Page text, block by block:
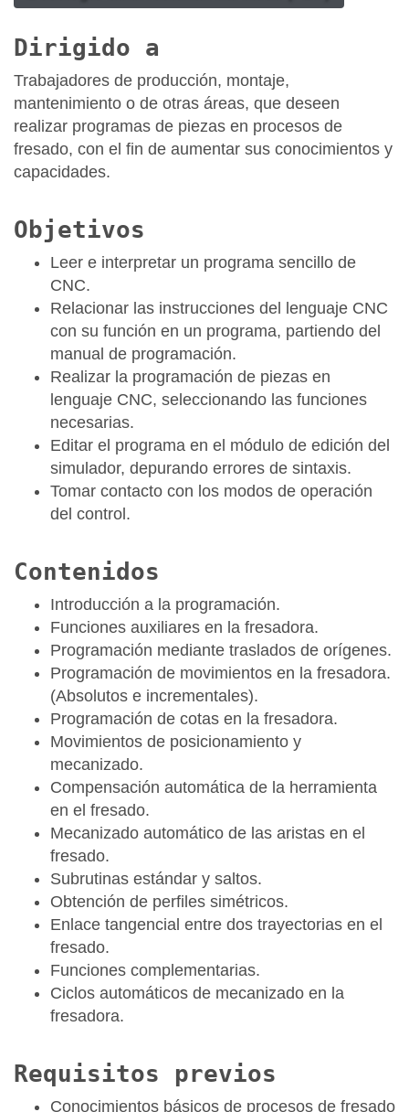
Dirigido a
Trabajadores de producción, montaje,
mantenimiento o de otras áreas, que deseen
realizar programas de piezas en procesos de
fresado, con el fin de aumentar sus conocimientos y
capacidades.
Objetivos
Leer e interpretar un programa sencillo de
CNC.
Relacionar las instrucciones del lenguaje CNC
con su función en un programa, partiendo del
manual de programación.
Realizar la programación de piezas en
lenguaje CNC, seleccionando las funciones
necesarias.
Editar el programa en el módulo de edición del
simulador, depurando errores de sintaxis.
Tomar contacto con los modos de operación
del control.
Contenidos
Introducción a la programación.
Funciones auxiliares en la fresadora.
Programación mediante traslados de orígenes.
Programación de movimientos en la fresadora.
(Absolutos e incrementales).
Programación de cotas en la fresadora.
Movimientos de posicionamiento y
mecanizado.
Compensación automática de la herramienta
en el fresado.
Mecanizado automático de las aristas en el
fresado.
Subrutinas estándar y saltos.
Obtención de perfiles simétricos.
Enlace tangencial entre dos trayectorias en el
fresado.
Funciones complementarias.
Ciclos automáticos de mecanizado en la
fresadora.
Requisitos previos
Conocimientos básicos de procesos de fresado